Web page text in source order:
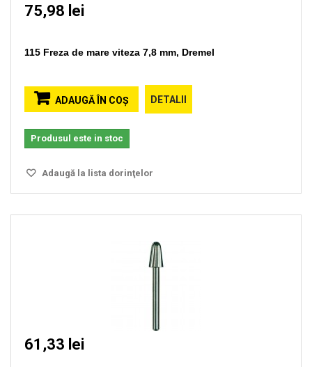
75,98 lei
115 Freza de mare viteza 7,8 mm, Dremel
ADAUGĂ ÎN COŞ DETALII
Produsul este in stoc
Adaugă la lista dorinţelor
61,33 lei